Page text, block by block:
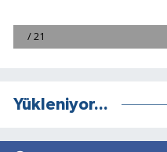
Yükleniyor...